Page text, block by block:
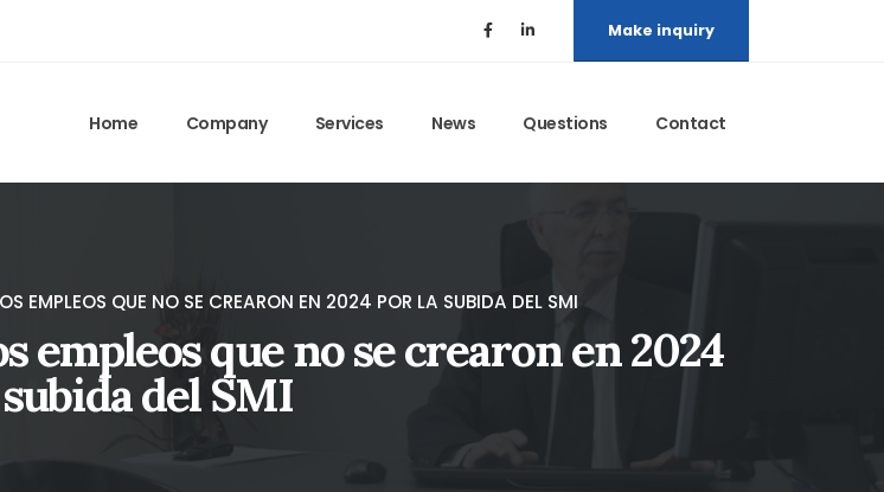
Make inquiry
Home Company Services News Questions Contact
EMPLEOS QUE NO SE CREARON EN 2024 POR LA SUBIDA DEL SMI
empleos que no se crearon en 2024
del SMI